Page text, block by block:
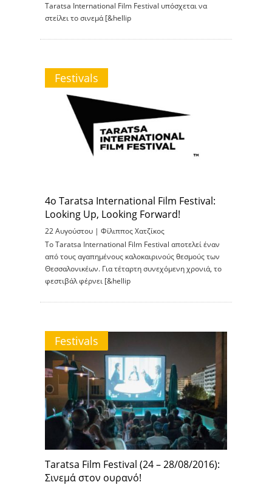
Taratsa International Film Festival υπόσχεται να
στείλει το σινεμά [&hellip
Festivals
4ο Taratsa International Film Festival:
Looking Up, Looking Forward!
22 Αυγούστου | Φίλιππος Χατζίκος
To Taratsa International Film Festival αποτελεί έναν
από τους αγαπημένους καλοκαιρινούς θεσμούς των
Θεσσαλονικέων. Για τέταρτη συνεχόμενη χρονιά, το
φεστιβάλ φέρνει [&hellip
Festivals
Taratsa Film Festival (24 – 28/08/2016):
Σινεμά στον ουρανό!